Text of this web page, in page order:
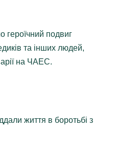
героїчний подвиг
та інших людей,
на ЧАЕС.
життя в боротьбі з